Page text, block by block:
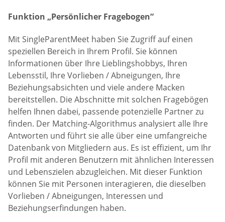
Funktion „Persönlicher Fragebogen“
Mit SingleParentMeet haben Sie Zugriff auf einen
speziellen Bereich in Ihrem Profil. Sie können
Informationen über Ihre Lieblingshobbys, Ihren
Lebensstil, Ihre Vorlieben / Abneigungen, Ihre
Beziehungsabsichten und viele andere Macken
bereitstellen. Die Abschnitte mit solchen Fragebögen
helfen Ihnen dabei, passende potenzielle Partner zu
finden. Der Matching-Algorithmus analysiert alle Ihre
Antworten und führt sie alle über eine umfangreiche
Datenbank von Mitgliedern aus. Es ist effizient, um Ihr
Profil mit anderen Benutzern mit ähnlichen Interessen
und Lebenszielen abzugleichen. Mit dieser Funktion
können Sie mit Personen interagieren, die dieselben
Vorlieben / Abneigungen, Interessen und
Beziehungserfindungen haben.